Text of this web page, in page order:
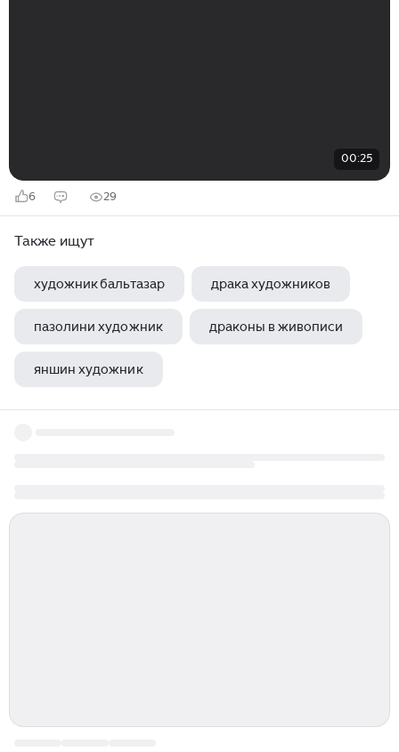
00:25
6 29
Также ищут
художник бальтазар драка художников
пазолини художник драконы в живописи
яншин художник